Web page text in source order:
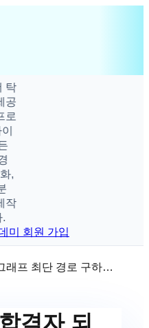
,
미 회원 가입
래프 최단 경로 구하기
즘
격자 되